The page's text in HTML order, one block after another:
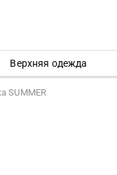
Верхняя одежда
SUMMER